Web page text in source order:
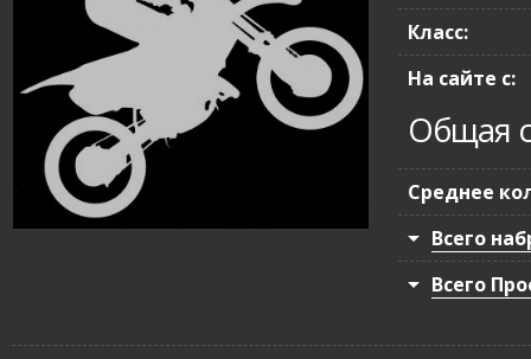
Класс:
На сайте с:
Общая
Среднее
Всего
Всего